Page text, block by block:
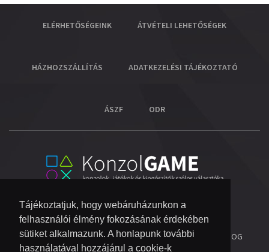
Tájékoztatjuk, hogy webáruházunkon a
felhasználói élmény fokozásának érdekében
sütiket alkalmazunk. A honlapunk további
használatával hozzájárul a cookie-k
ELÉRHETŐSÉGEINK ÁTVÉTELI LEHETŐSÉGEK
HÁZHOZSZÁLLÍTÁS ADATKEZELÉSI TÁJÉKOZTATÓ
ÁSZF ODR
© 2026 COPYRIGHT KONZOL VIDEOGAME KFT.- MINDEN JOG